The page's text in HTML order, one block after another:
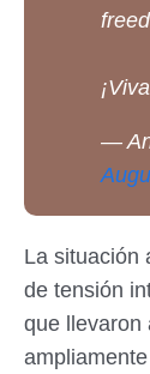
—
La situación
de tensión
que llevaron